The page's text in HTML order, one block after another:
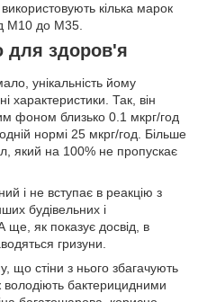
використовують кілька марок
М10 до М35.
для здоров'я
унікальність йому
характеристики. Так, він
фоном близько 0.1 мкрг/год
нормі 25 мкрг/год. Більше
який на 100% не пропускає
і не вступає в реакцію з
будівельних і
ще, як показує досвід, в
гризуни.
що стіни з нього збагачують
володіють бактерицидними